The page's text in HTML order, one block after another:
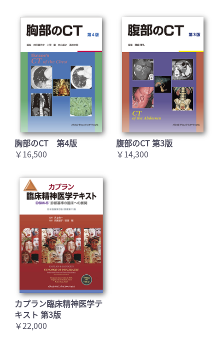
胸部のCT 第4版
￥16,500
腹部のCT 第3版
￥14,300
カプラン臨床精神医学テ
キスト 第3版
￥22,000